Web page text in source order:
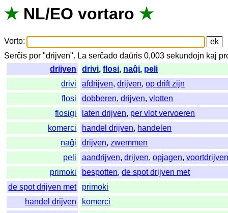
★ NL/EO vortaro ★
Vorto:
Serĉis por "drijven". La serĉado daŭris 0,003sekundojn kaj
drijven
drivi,flosi, naĝi, peli
drivi
afdrijven,drijven,op drift zijn
flosi
dobberen,drijven,vlotten
flosigi
laten drijven, per vlot vervoeren
komerci
handel drijven, handelen
naĝi
drijven,zwemmen
peli
aandrijven,drijven,opjagen,
primoki
bespotten,de spot drijven met
de spot drijven met
primoki
handel drijven
komerci